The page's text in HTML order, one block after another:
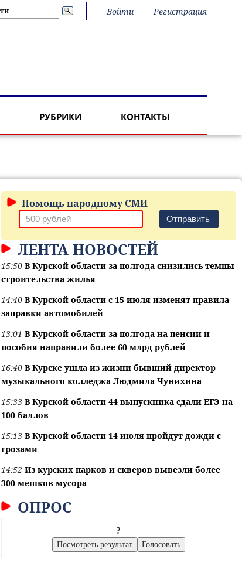
Войти Регистрация
РУБРИКИ КОНТАКТЫ
Помощь народному СМИ
Отправить
ЛЕНТА НОВОСТЕЙ
15:50 В Курской области за полгода снизились темпы
строительства жилья
14:40 В Курской области с 15 июля изменят правила
заправки автомобилей
13:01 В Курской области за полгода на пенсии и
пособия направили более 60 млрд рублей
16:40 В Курске ушла из жизни бывший директор
музыкального колледжа Людмила Чунихина
15:33 В Курской области 44 выпускника сдали ЕГЭ на
100 баллов
15:13 В Курской области 14 июля пройдут дожди с
грозами
14:52 Из курских парков и скверов вывезли более
300 мешков мусора
ОПРОС
?